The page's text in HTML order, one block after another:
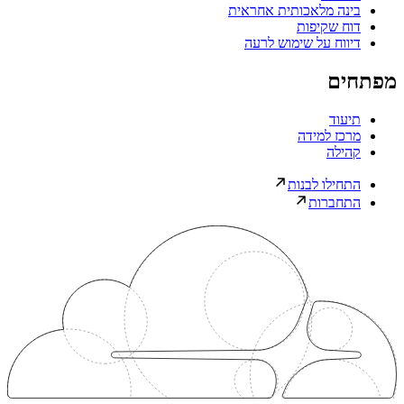
בינה מלאכותית אחראית
דוח שקיפות
דיווח על שימוש לרעה
מפתחים
תיעוד
מרכז למידה
קהילה
התחילו לבנות
התחברות